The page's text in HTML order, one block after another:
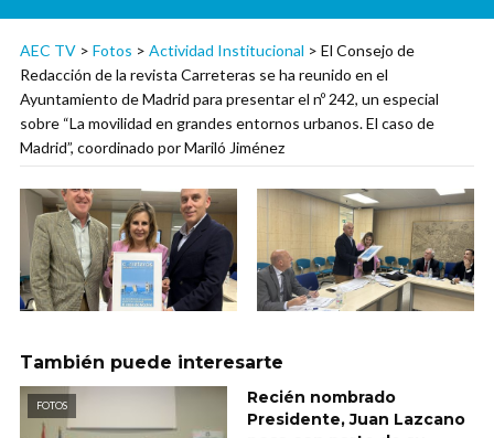
AEC TV > Fotos > Actividad Institucional > El Consejo de
Redacción de la revista Carreteras se ha reunido en el
Ayuntamiento de Madrid para presentar el nº 242, un especial
sobre “La movilidad en grandes entornos urbanos. El caso de
Madrid”, coordinado por Mariló Jiménez
También puede interesarte
FOTOS
Recién nombrado
Presidente, Juan Lazcano